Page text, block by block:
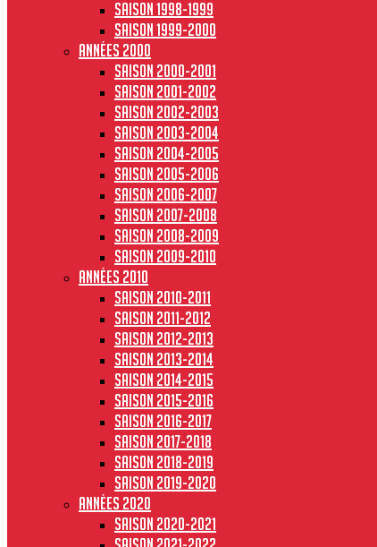
Saison 1998-1999
Saison 1999-2000
Années 2000
Saison 2000-2001
Saison 2001-2002
Saison 2002-2003
Saison 2003-2004
Saison 2004-2005
Saison 2005-2006
Saison 2006-2007
Saison 2007-2008
Saison 2008-2009
Saison 2009-2010
Années 2010
Saison 2010-2011
Saison 2011-2012
Saison 2012-2013
Saison 2013-2014
Saison 2014-2015
Saison 2015-2016
Saison 2016-2017
Saison 2017-2018
Saison 2018-2019
Saison 2019-2020
Années 2020
Saison 2020-2021